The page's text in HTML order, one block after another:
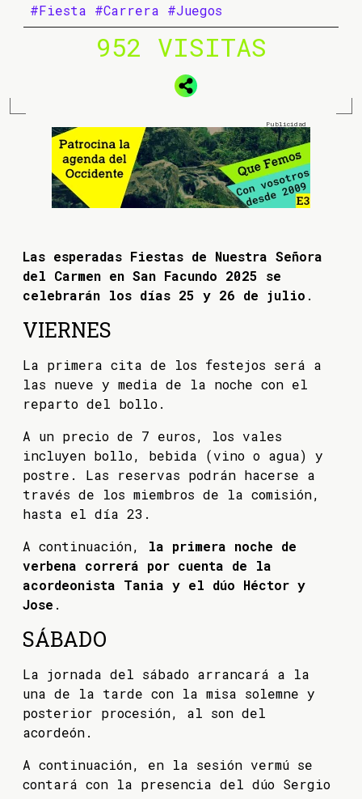
#Fiesta #Carrera #Juegos
952 VISITAS
Las esperadas Fiestas de Nuestra Señora
del Carmen en San Facundo 2025 se
celebrarán los días 25 y 26 de julio .
VIERNES
La primera cita de los festejos será a
las nueve y media de la noche con el
reparto del bollo.
A un precio de 7 euros, los vales
incluyen bollo, bebida (vino o agua) y
postre. Las reservas podrán hacerse a
través de los miembros de la comisión,
hasta el día 23.
A continuación, la primera noche de
verbena correrá por cuenta de la
acordeonista Tania y el dúo Héctor y
Jose .
SÁBADO
La jornada del sábado arrancará a la
una de la tarde con la misa solemne y
posterior procesión, al son del
acordeón.
A continuación, en la sesión vermú se
contará con la presencia del dúo Sergio